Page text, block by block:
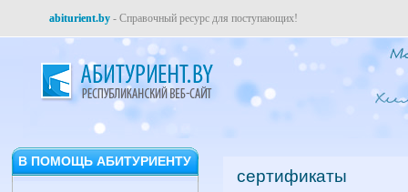
abiturient.by - Справочный ресурс для поступающих!
В ПОМОЩЬ АБИТУРИЕНТУ
сертификаты